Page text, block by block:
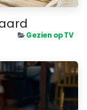
Gezien op TV